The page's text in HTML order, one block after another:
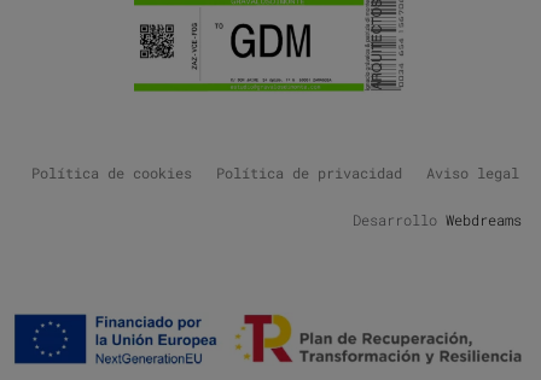
Política de cookies Política de privacidad Aviso legal
Desarrollo Webdreams